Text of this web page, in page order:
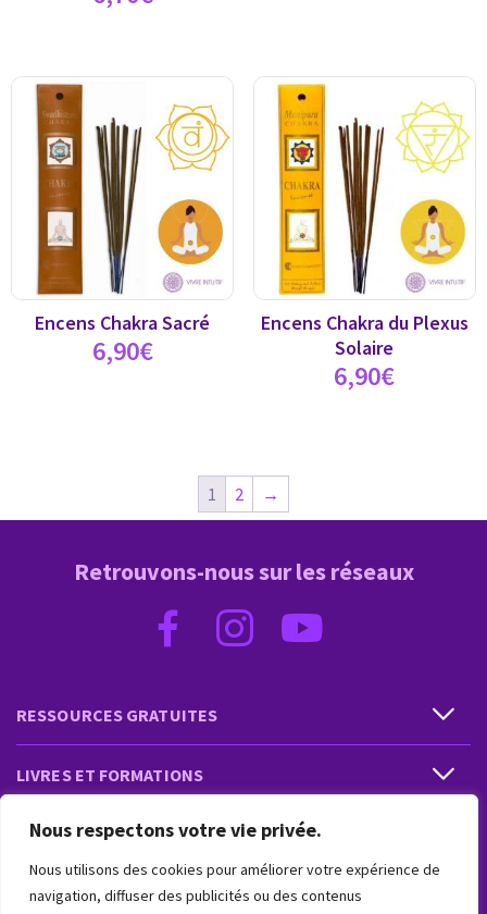
Nous respectons votre vie privée.
Nous utilisons des cookies pour améliorer votre expérience de
navigation, diffuser des publicités ou des contenus
Encens Chakra Sacré
6,90€
Encens Chakra du Plexus
Solaire
6,90€
1 2 →
RESSOURCES GRATUITES
LIVRES ET FORMATIONS
PRESTATIONS ET PRODUITS
VIVRE INTUITIF
Retrouvons-nous sur les réseaux